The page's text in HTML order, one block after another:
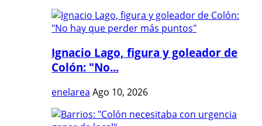
Ignacio Lago, figura y goleador de
Colón: "No...
enelarea Ago 10, 2026